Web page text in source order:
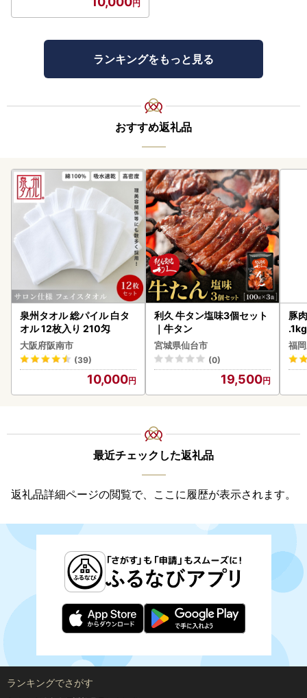
ランキングをもっと見る
おすすめ返礼品
泉州タオル 総パイル 白タ
オル 12枚入り 210匁
大阪府阪南市
(39)
10,000
利久 牛タン塩味3個セット
｜牛タン
宮城県仙台市
(0)
19,500
豚
福
最近チェックした返礼品
返礼品詳細ページの閲覧で、ここに履歴が表示されます。
ランキングでさがす